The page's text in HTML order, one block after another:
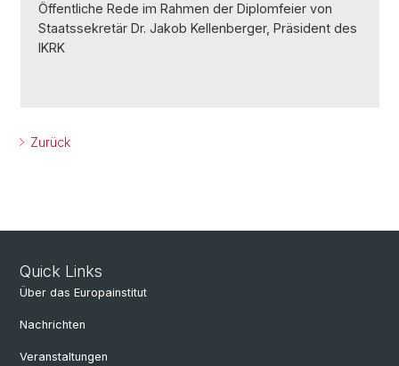
Öffentliche Rede im Rahmen der Diplomfeier von
Staatssekretär Dr. Jakob Kellenberger, Präsident des
IKRK
Zurück
Quick Links
Über das Europainstitut
Nachrichten
Veranstaltungen